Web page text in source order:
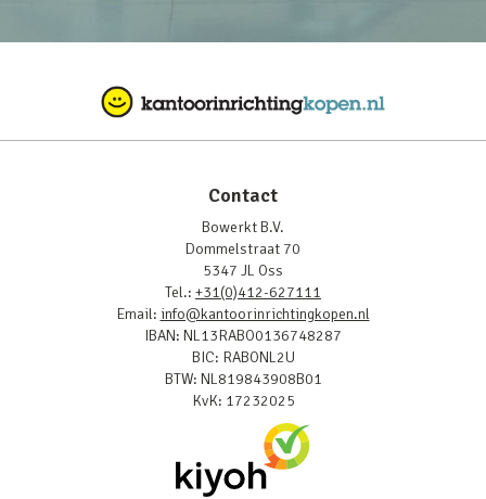
Contact
Bowerkt B.V.
Dommelstraat 70
5347 JL Oss
Tel.: +31(0)412-627111
Email: info@kantoorinrichtingkopen.nl
IBAN: NL13RABO0136748287
BIC: RABONL2U
BTW: NL819843908B01
KvK: 17232025